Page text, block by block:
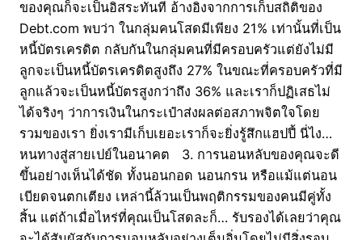
ของคุณก็จะเป็นอิสระทันที อ้างอิงจากการเก็บสถิติของ
Debt.com พบว่า ในกลุ่มคนโสดมีเพียง 21% เท่านั้นที่เป็น
หนี้บัตรเครดิต กลับกันในกลุ่มคนที่มีครอบครัวแต่ยังไม่มี
ลูกจะเป็นหนี้บัตรเครดิตสูงถึง 27% ในขณะที่ครอบครัวที่มี
ลูกแล้วจะเป็นหนี้บัตรสูงกว่าถึง 36% และเราก็ปฏิเสธไม่
ได้จริงๆ ว่าการเงินในกระเป๋าส่งผลต่อสภาพจิตใจโดย
รวมของเรา ยิ่งเรามีเก็บเยอะเราก็จะยิ่งรู้สึกแฮปปี้ นี่ไง…
หนทางสู่สายเปย์ในอนาคต 3. การนอนหลับของคุณจะดี
ขึ้นอย่างเห็นได้ชัด ทั้งนอนกอด นอนกรน หรือแม้แต่นอน
เบียดจนตกเตียง เหล่านี้ล้วนเป็นพฤติกรรมของคนมีคู่ทั้ง
สิ้น แต่ถ้าเมื่อไหร่ที่คุณเป็นโสดละก็… รับรองได้เลยว่าคุณ